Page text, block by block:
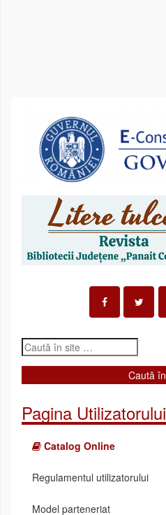
Pagina Utilizatorului
Catalog Online
Regulamentul utilizatorului
Model parteneriat